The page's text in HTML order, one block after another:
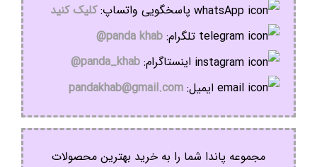
پاسخگویی واتساپ:کلیک کنید
تلگرام: panda khab@
اینستاگرام: panda_khab@
ایمیل: pandakhab@gmail.com
مجموعه پاندا شما را به خرید بهترین محصولات